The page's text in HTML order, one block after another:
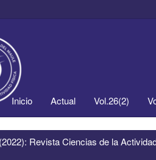
Inicio Actual Vol.26(2)
Revista Ciencias de la